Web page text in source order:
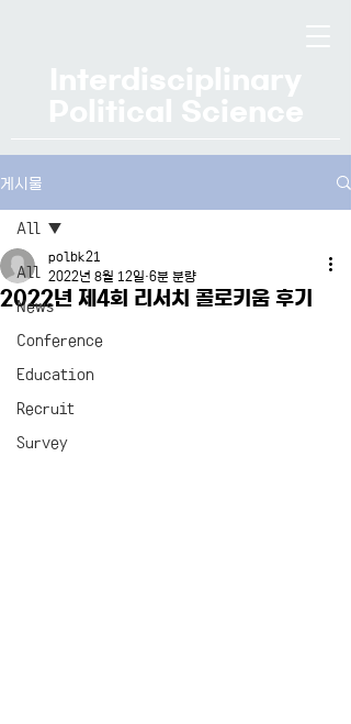
게시물
All
News
Conference
Education
Recruit
Survey
All
2022년 제4회 리서치 콜로키움 후기
polbk21
2022년 8월 12일 6분 분량